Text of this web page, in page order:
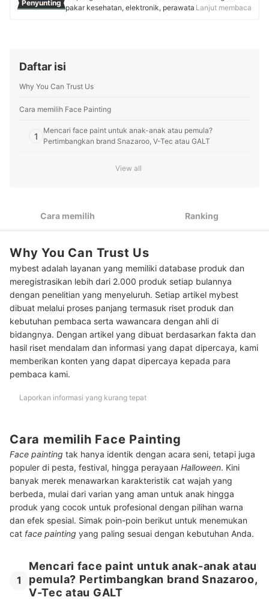
Penyunting
pakar kesehatan, elektronik, perawatan tubuh,
pembaca mybest membuat keputusan belanja yang
Profil Grace Mulyani
Lanjut membaca
Daftar isi
Why You Can Trust Us
Cara memilih Face Painting
1
Mencari face paint untuk anak-anak atau pemula?
Pertimbangkan brand Snazaroo, V-Tec atau GALT
pilih merek PAC, JOVI, atau Viva
Paint Glow atau Giorgione
Baca juga rekomendasi perlengkapan makeup lainnya di sini
View all
Cara memilih Ranking
Why You Can Trust Us
mybest adalah layanan yang memiliki database produk dan
meregistrasikan lebih dari 2.000 produk setiap bulannya
dengan penelitian yang menyeluruh. Setiap artikel mybest
dibuat melalui proses panjang termasuk riset produk dan
kebutuhan pembaca serta wawancara dengan ahli di
bidangnya. Dengan artikel yang dibuat berdasarkan fakta dan
hasil riset mendalam dan informasi yang dapat dipercaya, kami
memberikan konten yang dapat dipercaya kepada para
pembaca kami.
Laporkan informasi yang kurang tepat
Cara memilih Face Painting
Face painting tak hanya identik dengan acara seni, tetapi juga
populer di pesta, festival, hingga perayaan Halloween. Kini
banyak merek menawarkan karakteristik cat wajah yang
berbeda, mulai dari varian yang aman untuk anak hingga
produk yang cocok untuk profesional dengan pilihan warna
dan efek spesial. Simak poin-poin berikut untuk menemukan
cat face painting yang paling sesuai dengan kebutuhan Anda.
1
Mencari face paint untuk anak-anak atau
pemula? Pertimbangkan brand Snazaroo,
V-Tec atau GALT